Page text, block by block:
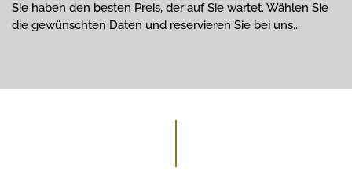
Sie haben den besten Preis, der auf Sie wartet. Wählen Sie
die gewünschten Daten und reservieren Sie bei uns...